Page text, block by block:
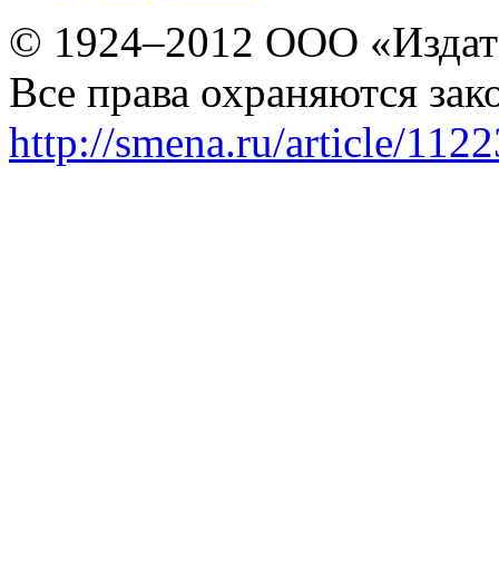
© 1924–2012 ООО
Все права охраняются
http://smena.ru/article/